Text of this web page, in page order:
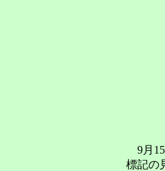
9月15
標記の